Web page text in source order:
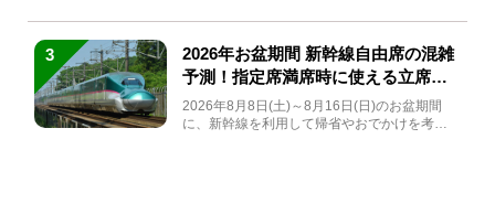
3
2026年お盆期間 新幹線自由席の混雑
予測！指定席満席時に使える立席特
急券も解説
2026年8月8日(土)～8月16日(日)のお盆期間
に、新幹線を利用して帰省やおでかけを考え